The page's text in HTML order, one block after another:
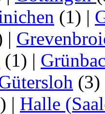
(1) |
|
(1) |
(3)
| Halle